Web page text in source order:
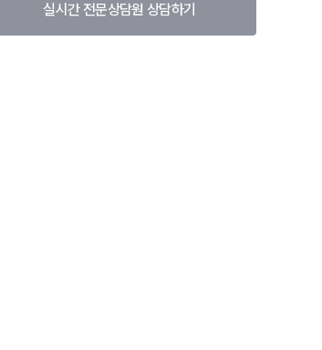
실시간 전문상담원 상담하기